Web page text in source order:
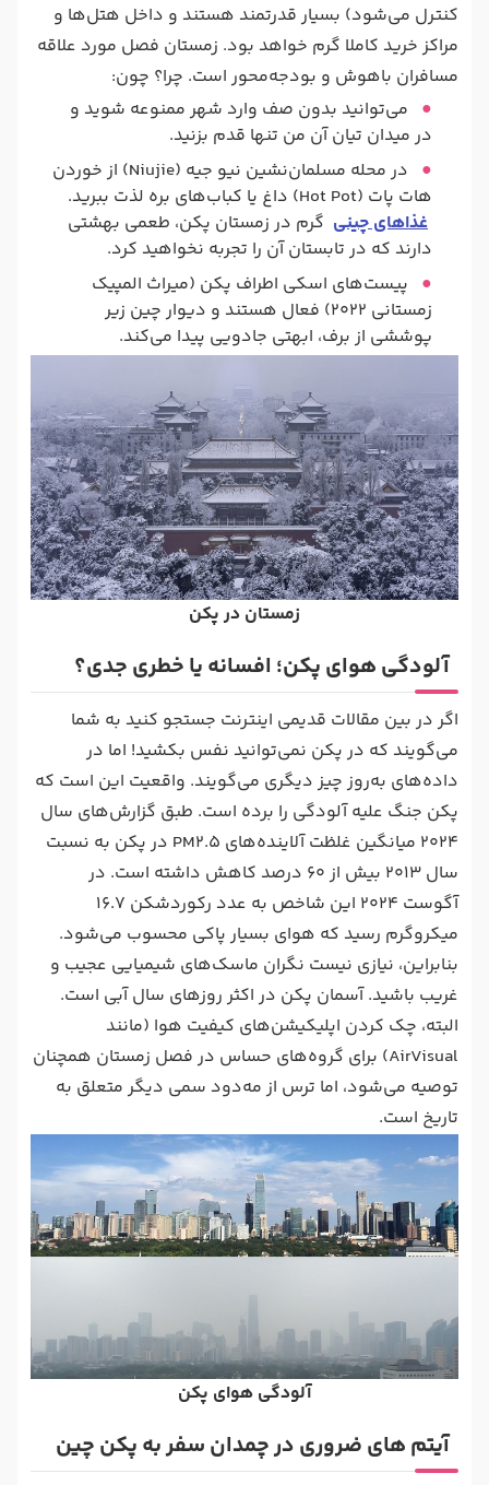
کنترل می‌شود) بسیار قدرتمند هستند و داخل هتل‌ها و
مراکز خرید کاملا گرم خواهد بود. زمستان فصل مورد علاقه
مسافران باهوش و بودجه‌محور است. چرا؟ چون:
می‌توانید بدون صف وارد شهر ممنوعه شوید و
در میدان تیان‌ آن‌ من تنها قدم بزنید.
در محله مسلمان‌نشین نیو جیه (Niujie) از خوردن
هات پات (Hot Pot) داغ یا کباب‌های بره لذت ببرید.
غذاهای چینی گرم در زمستان پکن، طعمی بهشتی
دارند که در تابستان آن را تجربه نخواهید کرد.
پیست‌های اسکی اطراف پکن (میراث المپیک
زمستانی ۲۰۲۲) فعال هستند و دیوار چین زیر
پوششی از برف، ابهتی جادویی پیدا می‌کند.
زمستان در پکن
آلودگی هوای پکن؛ افسانه یا خطری جدی؟
اگر در بین مقالات قدیمی اینترنت جستجو کنید به شما
می‌گویند که در پکن نمی‌توانید نفس بکشید! اما در
داده‌های به‌روز چیز دیگری می‌گویند. واقعیت این است که
پکن جنگ علیه آلودگی را برده است. طبق گزارش‌های سال
2024 میانگین غلظت آلاینده‌های PM2.5 در پکن به نسبت
سال 2013 بیش از ۶۰ درصد کاهش داشته است. در
آگوست 2024 این شاخص به عدد رکوردشکن ۱۶.۷
میکروگرم رسید که هوای بسیار پاکی محسوب می‌شود.
بنابراین، نیازی نیست نگران ماسک‌های شیمیایی عجیب و
غریب باشید. آسمان پکن در اکثر روزهای سال آبی است.
البته، چک کردن اپلیکیشن‌های کیفیت هوا (مانند
AirVisual) برای گروه‌های حساس در فصل زمستان همچنان
توصیه می‌شود، اما ترس از مه‌دود سمی دیگر متعلق به
تاریخ است.
آلودگی هوای پکن
آیتم های ضروری در چمدان سفر به پکن چین